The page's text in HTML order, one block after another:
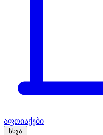
აფთიაქები
სხვა